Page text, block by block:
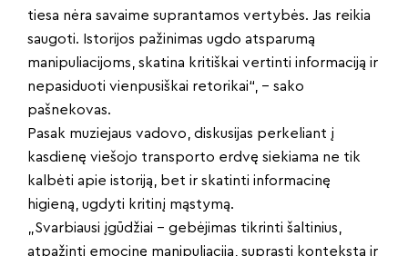
tiesa nėra savaime suprantamos vertybės. Jas reikia
saugoti. Istorijos pažinimas ugdo atsparumą
manipuliacijoms, skatina kritiškai vertinti informaciją ir
nepasiduoti vienpusiškai retorikai“, – sako
pašnekovas.
Pasak muziejaus vadovo, diskusijas perkeliant į
kasdienę viešojo transporto erdvę siekiama ne tik
kalbėti apie istoriją, bet ir skatinti informacinę
higieną, ugdyti kritinį mąstymą.
„Svarbiausi įgūdžiai – gebėjimas tikrinti šaltinius,
atpažinti emocinę manipuliaciją, suprasti kontekstą ir